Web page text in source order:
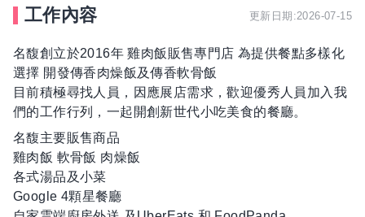
工作內容 更新日期:2026-07-15
名馥創立於2016年 雞肉飯販售專門店 為提供餐點多樣化
選擇 開發傳香肉燥飯及傳香軟骨飯
目前積極尋找人員，因應展店需求，歡迎優秀人員加入我
們的工作行列，一起開創新世代小吃美食的餐廳。
名馥主要販售商品
雞肉飯 軟骨飯 肉燥飯
各式湯品及小菜
Google 4顆星餐廳